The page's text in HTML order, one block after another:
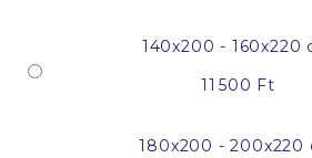
140x200 - 160x220
11 500 Ft
180x200 - 200x220